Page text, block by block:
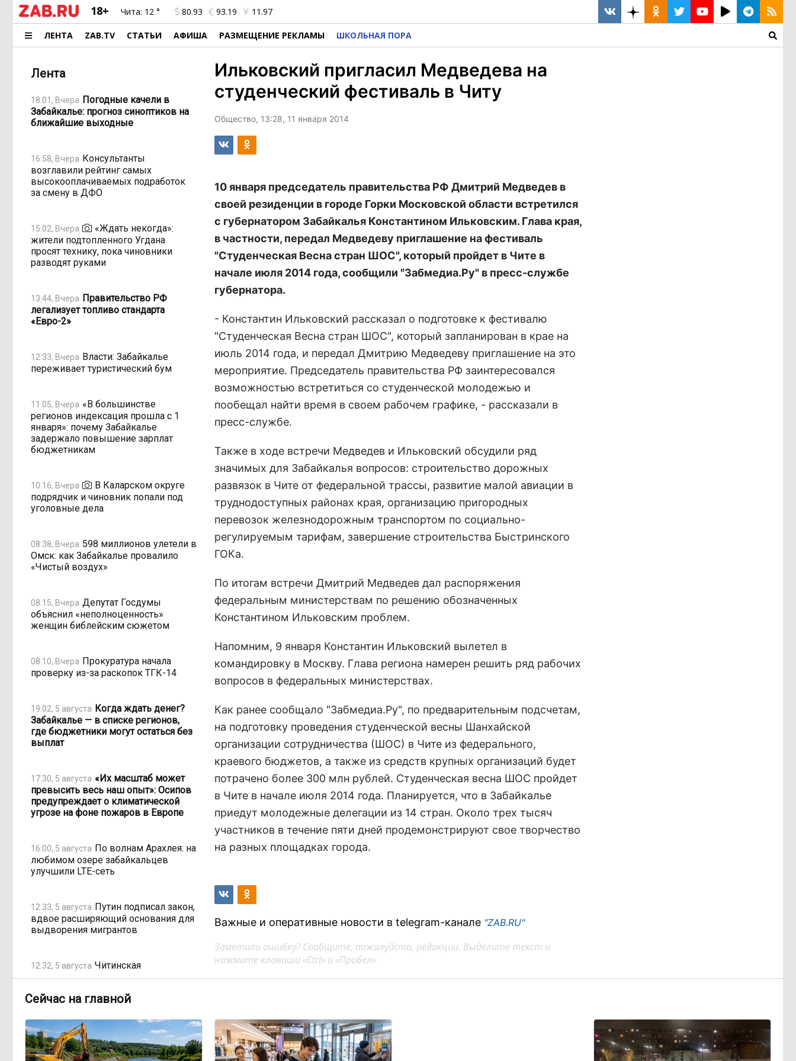
18+ Чита: 12 ° 80.93 93.19 11.97
ЛЕНТА ZAB.TV СТАТЬИ АФИША РАЗМЕЩЕНИЕ РЕКЛАМЫ ШКОЛЬНАЯ ПОРА
Лента
18:01, Вчера Погодные качели в
Забайкалье: прогноз синоптиков на
ближайшие выходные
16:58, Вчера Консультанты
возглавили рейтинг самых
высокооплачиваемых подработок
за смену в ДФО
15:02, Вчера
«Ждать некогда»:
жители подтопленного Угдана
просят технику, пока чиновники
разводят руками
13:44, Вчера Правительство РФ
легализует топливо стандарта
«Евро-2»
12:33, Вчера Власти: Забайкалье
переживает туристический бум
11:05, Вчера «В большинстве
регионов индексация прошла с 1
января»: почему Забайкалье
задержало повышение зарплат
бюджетникам
10:16, Вчера
В Каларском округе
подрядчик и чиновник попали под
уголовные дела
08:38, Вчера 598 миллионов улетели в
Омск: как Забайкалье провалило
«Чистый воздух»
08:15, Вчера Депутат Госдумы
объяснил «неполноценность»
женщин библейским сюжетом
08:10, Вчера Прокуратура начала
проверку из-за раскопок ТГК-14
19:02, 5 августа Когда ждать денег?
Забайкалье — в списке регионов,
где бюджетники могут остаться без
выплат
17:30, 5 августа «Их масштаб может
превысить весь наш опыт»: Осипов
предупреждает о климатической
угрозе на фоне пожаров в Европе
16:00, 5 августа По волнам Арахлея: на
любимом озере забайкальцев
улучшили LTE-сеть
12:33, 5 августа Путин подписал закон,
вдвое расширяющий основания для
выдворения мигрантов
12:32, 5 августа Читинская
администрация хочет
миллиона: что скрывает смета?
11:47, 5 августа
«Нефтемаркет»
отвечает: региональные власти
неточно изложили ситуацию с
Ильковский пригласил Медведева на
студенческий фестиваль в Читу
Общество, 13:28, 11 января 2014
10 января председатель правительства РФ Дмитрий Медведев в
своей резиденции в городе Горки Московской области встретился
с губернатором Забайкалья Константином Ильковским. Глава края,
в частности, передал Медведеву приглашение на фестиваль
"Студенческая Весна стран ШОС", который пройдет в Чите в
начале июля 2014 года, сообщили "Забмедиа.Ру" в пресс-службе
губернатора.
- Константин Ильковский рассказал о подготовке к фестивалю
"Студенческая Весна стран ШОС", который запланирован в крае на
июль 2014 года, и передал Дмитрию Медведеву приглашение на это
мероприятие. Председатель правительства РФ заинтересовался
возможностью встретиться со студенческой молодежью и
пообещал найти время в своем рабочем графике, - рассказали в
пресс-службе.
Также в ходе встречи Медведев и Ильковский обсудили ряд
значимых для Забайкалья вопросов: строительство дорожных
развязок в Чите от федеральной трассы, развитие малой авиации в
труднодоступных районах края, организацию пригородных
перевозок железнодорожным транспортом по социально-
регулируемым тарифам, завершение строительства Быстринского
ГОКа.
По итогам встречи Дмитрий Медведев дал распоряжения
федеральным министерствам по решению обозначенных
Константином Ильковским проблем.
Напомним, 9 января Константин Ильковский вылетел в
командировку в Москву. Глава региона намерен решить ряд рабочих
вопросов в федеральных министерствах.
Как ранее сообщало "Забмедиа.Ру", по предварительным подсчетам,
на подготовку проведения студенческой весны Шанхайской
организации сотрудничества (ШОС) в Чите из федерального,
краевого бюджетов, а также из средств крупных организаций будет
потрачено более 300 млн рублей. Студенческая весна ШОС пройдет
в Чите в начале июля 2014 года. Планируется, что в Забайкалье
приедут молодежные делегации из 14 стран. Около трех тысяч
участников в течение пяти дней продемонстрируют свое творчество
на разных площадках города.
Важные и оперативные новости в telegram-канале "ZAB.RU"
Заметили ошибку? Сообщите, пожалуйста, редакции. Выделите текст и
нажмите клавиши «Ctrl» и «Пробел»
Сейчас на главной